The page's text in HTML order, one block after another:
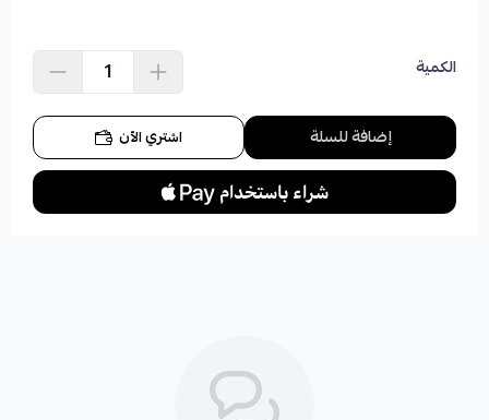
الكمية
إضافة للسلة اشتري الآن